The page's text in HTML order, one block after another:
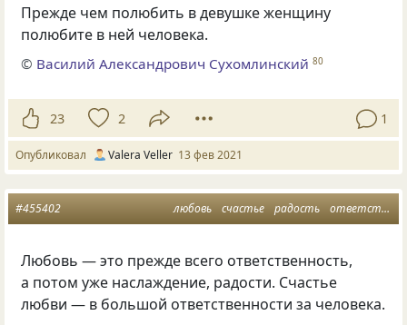
Прежде чем полюбить в девушке женщину
полюбите в ней человека.
© Василий Александрович Сухомлинский 80
23 2 1
Опубликовал Valera Veller 13 фев 2021
любовь счастье радость ответственность
#455402
Любовь — это прежде всего ответственность,
а потом уже наслаждение, радости. Счастье
любви — в большой ответственности за человека.